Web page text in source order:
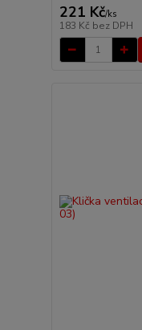
221 Kč/ks
183 Kč bez DPH